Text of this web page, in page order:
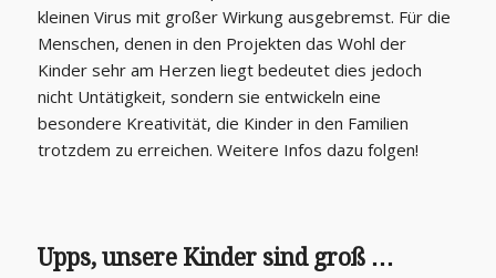
kleinen Virus mit großer Wirkung ausgebremst. Für die
Menschen, denen in den Projekten das Wohl der
Kinder sehr am Herzen liegt bedeutet dies jedoch
nicht Untätigkeit, sondern sie entwickeln eine
besondere Kreativität, die Kinder in den Familien
trotzdem zu erreichen. Weitere Infos dazu folgen!
Upps, unsere Kinder sind groß …